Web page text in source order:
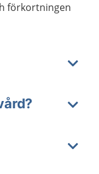
förkortningen